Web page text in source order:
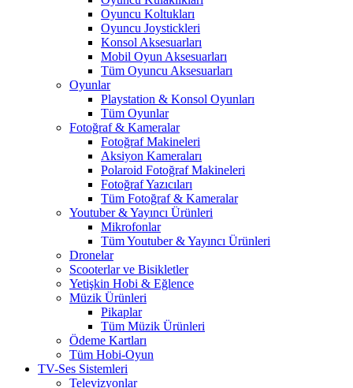
Oyuncu Koltukları
Oyuncu Joystickleri
Konsol Aksesuarları
Mobil Oyun Aksesuarları
Tüm Oyuncu Aksesuarları
Oyunlar
Playstation & Konsol Oyunları
Tüm Oyunlar
Fotoğraf & Kameralar
Fotoğraf Makineleri
Aksiyon Kameraları
Polaroid Fotoğraf Makineleri
Fotoğraf Yazıcıları
Tüm Fotoğraf & Kameralar
Youtuber & Yayıncı Ürünleri
Mikrofonlar
Tüm Youtuber & Yayıncı Ürünleri
Dronelar
Scooterlar ve Bisikletler
Yetişkin Hobi & Eğlence
Müzik Ürünleri
Pikaplar
Tüm Müzik Ürünleri
Ödeme Kartları
Tüm Hobi-Oyun
TV-Ses Sistemleri
Televizyonlar